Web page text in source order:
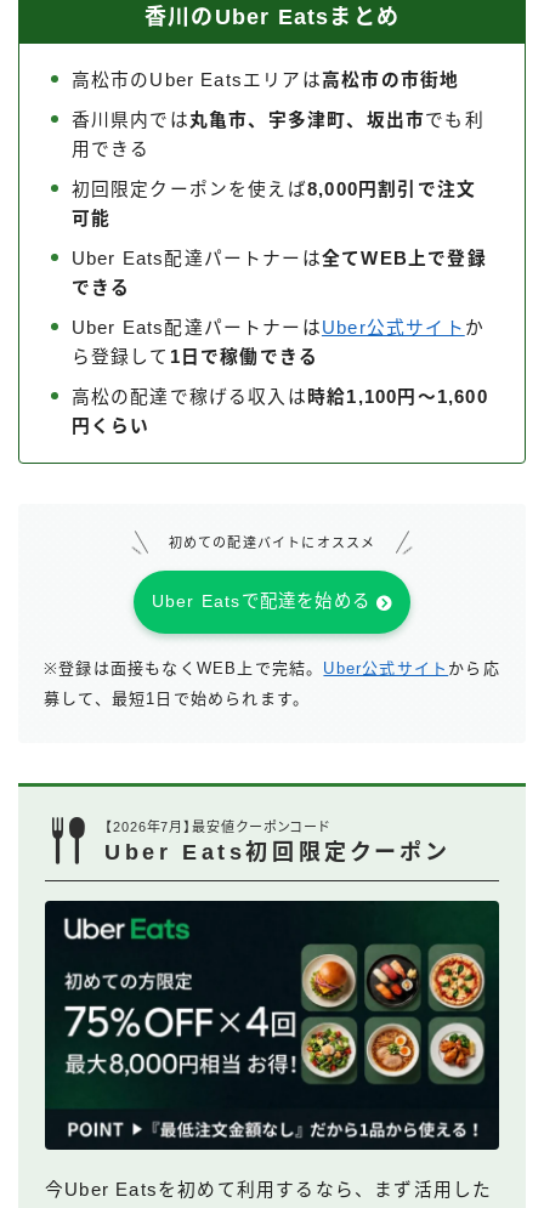
香川のUber Eatsまとめ
高松市のUber Eatsエリアは高松市の市街地
香川県内では丸亀市、宇多津町、坂出市でも利
用できる
初回限定クーポンを使えば8,000円割引で注文
可能
Uber Eats配達パートナーは全てWEB上で登録
できる
Uber Eats配達パートナーはUber公式サイト か
ら登録して 1日で稼働できる
高松の配達で稼げる収入は 時給1,100円～1,600
円くらい
初めての配達バイトにオススメ
Uber Eatsで配達を始める
※登録は面接もなくWEB上で完結。 Uber公式サイト から応
募して、最短1日で始められます。
【2026年7月】最安値クーポンコード
Uber Eats初回限定クーポン
今Uber Eatsを初めて利用するなら、まず活用した